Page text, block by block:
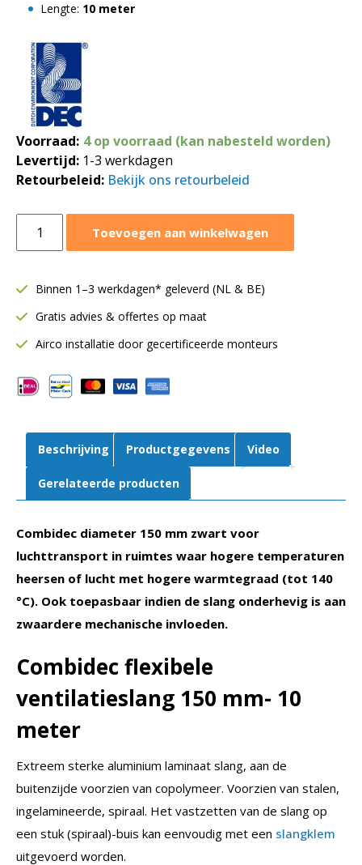
Lengte: 10 meter
Voorraad: 4 op voorraad (kan nabesteld worden)
Levertijd: 1-3 werkdagen
Retourbeleid: Bekijk ons retourbeleid
flexibele
Ø150
zwart
|
|
10
aantal
Toevoegen aan winkelwagen
Binnen 1–3 werkdagen* geleverd (NL & BE)
Gratis advies & offertes op maat
Airco installatie door gecertificeerde monteurs
Beschrijving Productgegevens Video
Gerelateerde producten
Combidec diameter 150 mm zwart voor
luchttransport in ruimtes waar hogere temperaturen
heersen of lucht met hogere warmtegraad (tot 140
°C). Ook toepasbaar indien de slang onderhevig is aan
zwaardere mechanische invloeden.
Combidec flexibele
ventilatieslang 150 mm- 10
meter
Extreem sterke aluminium laminaat slang, aan de
buitenzijde voorzien van copolymeer. Voorzien van stalen,
ingelamineerde, spiraal. Het vastzetten van de slang op
een stuk (spiraal)-buis kan eenvoudig met een slangklem
uitgevoerd worden.